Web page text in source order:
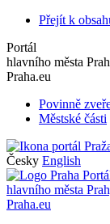
Přejít k
Portál
hlavního města
Praha.eu
Povinně
Městské části
Česky English
hlavního města
Praha.eu